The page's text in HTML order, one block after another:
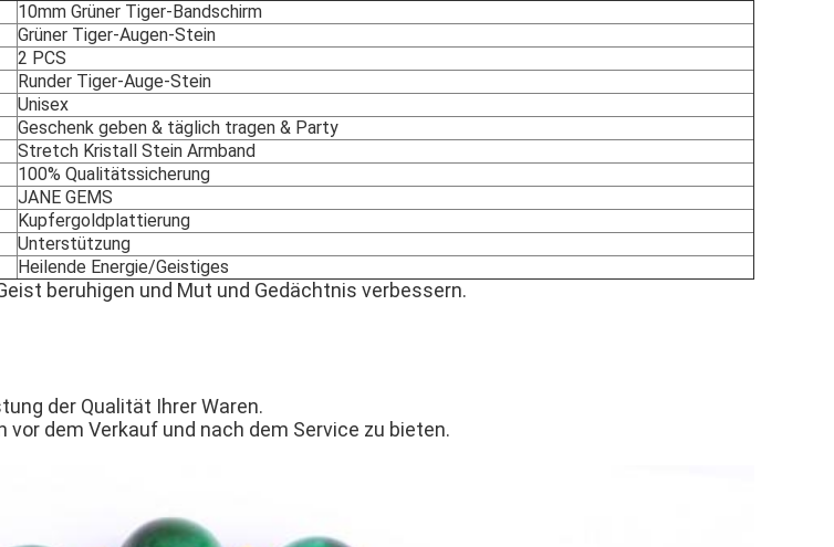
10mm Grüner Tiger-Bandschirm
Grüner Tiger-Augen-Stein
2 PCS
Runder Tiger-Auge-Stein
Unisex
Geschenk geben & täglich tragen & Party
Stretch Kristall Stein Armband
100% Qualitätssicherung
JANE GEMS
Kupfergoldplattierung
Unterstützung
Heilende Energie/Geistiges
beruhigen und Mut und Gedächtnis verbessern.
der Qualität Ihrer Waren.
dem Verkauf und nach dem Service zu bieten.